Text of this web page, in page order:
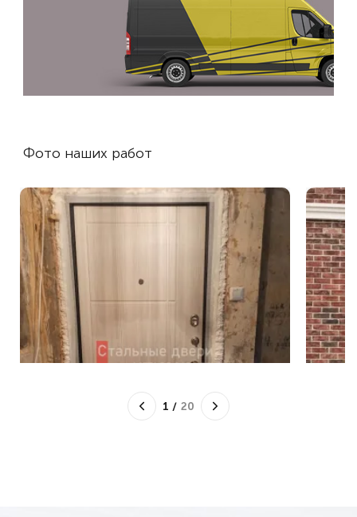
Фото наших работ
1 / 20